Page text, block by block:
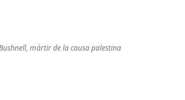
mártir de la causa palestina